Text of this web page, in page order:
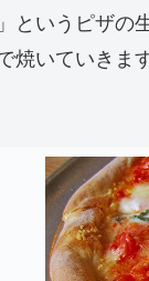
というピザの
焼いていきます